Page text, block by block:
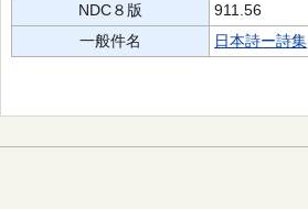
NDC８版
911.56
一般件名
日本詩ー詩集